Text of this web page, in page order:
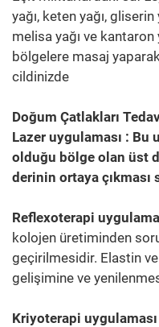
yağı, keten yağı,
melisa yağı ve kantaron
bölgelere masaj yaparak
cildinizde
Doğum Çatlakları
Lazer uygulaması : Bu
olduğu bölge olan üst
derinin ortaya çıkması
Reflexoterapi
kolojen üretiminden
geçirilmesidir. Elastin
gelişimine ve
Kriyoterapi uygulaması